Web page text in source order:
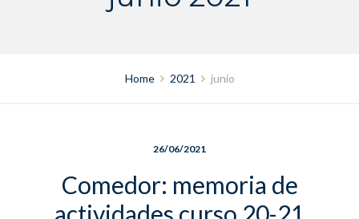
Home 2021 junio
26/06/2021
Comedor: memoria de